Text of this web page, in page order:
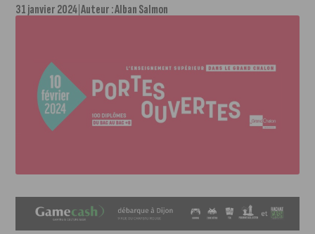
31 janvier 2024 Auteur :Alban Salmon